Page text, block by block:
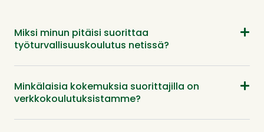
Miksi minun pitäisi suorittaa
työturvallisuuskoulutus netissä?
Minkälaisia kokemuksia suorittajilla on
verkkokoulutuksistamme?